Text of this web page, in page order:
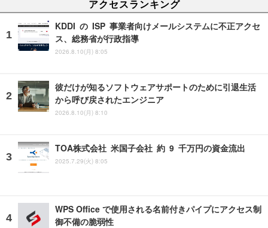
アクセスランキング
KDDI の ISP 事業者向けメールシステムに不正アクセ
ス、総務省が行政指導
2026.8.10(月) 8:05
彼だけが知るソフトウェアサポートのために引退生活
から呼び戻されたエンジニア
2026.8.10(月) 8:10
TOA株式会社 米国子会社 約 9 千万円の資金流出
2025.7.29(火) 8:05
WPS Office で使用される名前付きパイプにアクセス制
御不備の脆弱性